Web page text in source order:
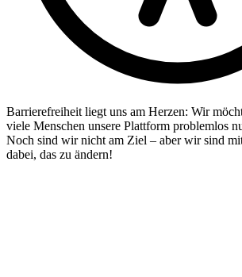
Barrierefreiheit liegt uns am Herzen: Wir
viele Menschen unsere Plattform problemlos
Noch sind wir nicht am Ziel – aber wir sind
dabei, das zu ändern!